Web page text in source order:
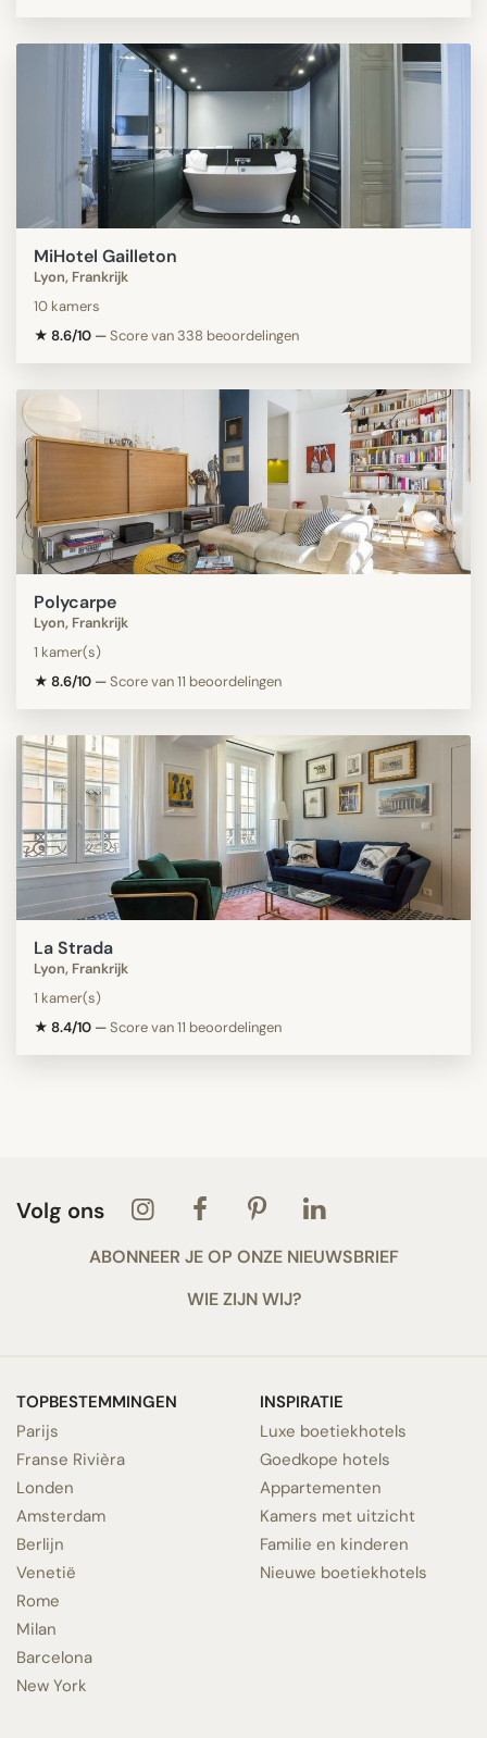
MiHotel Gailleton
Lyon, Frankrijk
10 kamers
★ 8.6/10 —Score van 338 beoordelingen
Polycarpe
Lyon, Frankrijk
1 kamer(s)
★ 8.6/10 —Score van 11 beoordelingen
La Strada
Lyon, Frankrijk
1 kamer(s)
★ 8.4/10 —Score van 11 beoordelingen
Volg ons
ABONNEER JE OP ONZE NIEUWSBRIEF
WIE ZIJN WIJ?
TOPBESTEMMINGEN
Parijs
Franse Rivièra
Londen
Amsterdam
Berlijn
Venetië
Rome
Milan
Barcelona
New York
INSPIRATIE
Luxe boetiekhotels
Goedkope hotels
Appartementen
Kamers met uitzicht
Familie en kinderen
Nieuwe boetiekhotels